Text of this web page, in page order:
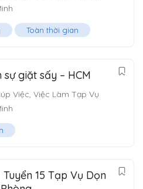
Toàn thời gian
sự giặt sấy – HCM
Việc, Việc Làm Tạp Vụ
15 Tạp Vụ Dọn